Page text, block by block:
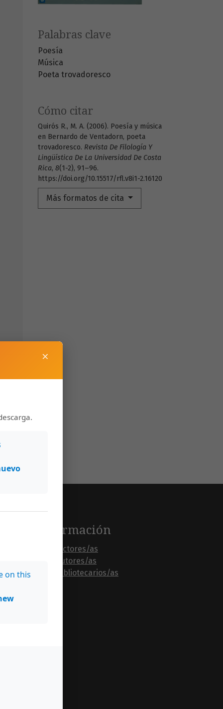
Palabras clave
Poesía
Música
Poeta trovadoresco
Cómo citar
Quirós R., M. A. (2006). Poesía y música
en Bernardo de Ventadorn, poeta
trovadoresco. Revista De Filología Y
Lingüística De La Universidad De Costa
Rica, 8(1-2), 91–96.
https://doi.org/10.15517/rfl.v8i1-2.16120
Más formatos de cita
Información
Para lectores/as
Para autores/as
Para bibliotecarios/as
×
on this